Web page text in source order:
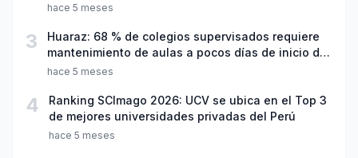
hace 5 meses
3
Huaraz: 68 % de colegios supervisados requiere
mantenimiento de aulas a pocos días de inicio del
año escolar 2026
hace 5 meses
4
Ranking SCImago 2026: UCV se ubica en el Top 3
de mejores universidades privadas del Perú
hace 5 meses